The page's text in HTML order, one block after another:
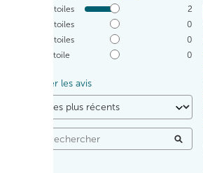
étoiles
2
étoiles
0
étoiles
0
étoile 0
Trier les avis